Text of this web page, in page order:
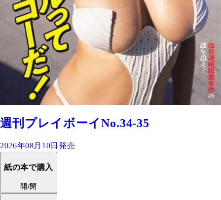
週刊プレイボーイNo.34-35
2026年08月10日発売
紙の本で購入
開/閉